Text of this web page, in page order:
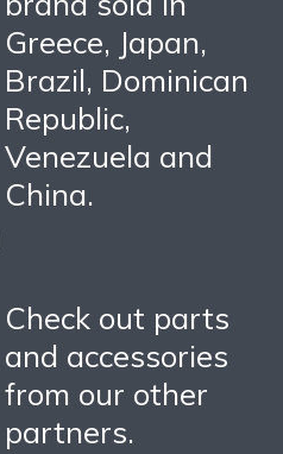
Greece, Japan,
Brazil, Dominican
Republic,
Venezuela and
China.
Check out parts
and accessories
from our other
partners.